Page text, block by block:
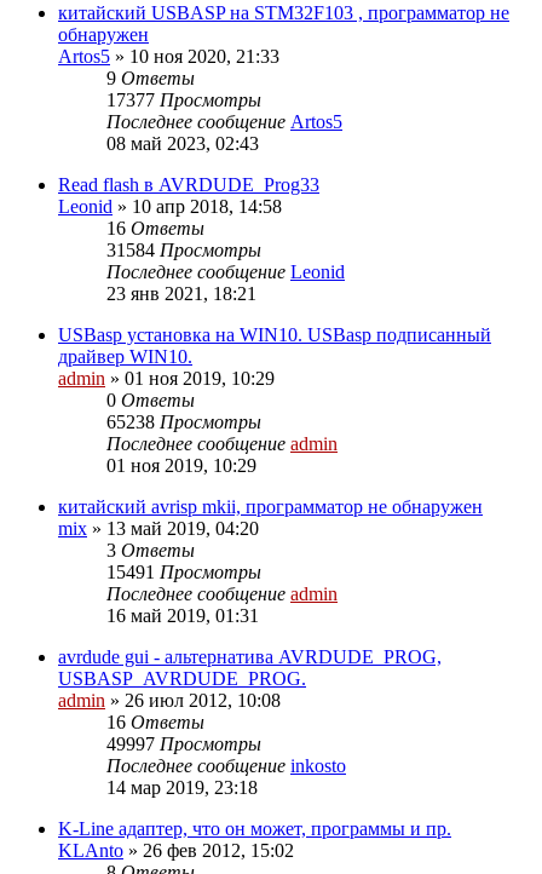
китайский USBASP на STM32F103 , программатор не
обнаружен
Artos5 » 10 ноя 2020, 21:33
9 Ответы
17377 Просмотры
Последнее сообщение Artos5
08 май 2023, 02:43
Read flash в AVRDUDE_Prog33
Leonid » 10 апр 2018, 14:58
16 Ответы
31584 Просмотры
Последнее сообщение Leonid
23 янв 2021, 18:21
USBasp установка на WIN10. USBasp подписанный
драйвер WIN10.
admin » 01 ноя 2019, 10:29
0 Ответы
65238 Просмотры
Последнее сообщение admin
01 ноя 2019, 10:29
китайский avrisp mkii, программатор не обнаружен
mix » 13 май 2019, 04:20
3 Ответы
15491 Просмотры
Последнее сообщение admin
16 май 2019, 01:31
avrdude gui - альтернатива AVRDUDE_PROG,
USBASP_AVRDUDE_PROG.
admin » 26 июл 2012, 10:08
16 Ответы
49997 Просмотры
Последнее сообщение inkosto
14 мар 2019, 23:18
K-Line адаптер, что он может, программы и пр.
KLAnto » 26 фев 2012, 15:02